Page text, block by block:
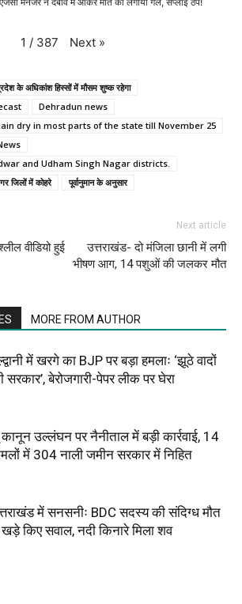
1 / 387 Next »
के अधिकांश हिस्सों में मौसम शुष्क रहेगा
Dehradun news
dry in most parts of the state till November 25
and Udham Singh Nagar districts.
जिलों में कोहरे
पूर्वानुमान के अनुसार
वीडियो हुई
Next article
उत्तराखंड- दो मंजिला छानी में लगी
भीषण आग, 14 पशुओं की जलकर मौत
MORE FROM AUTHOR
में खरगे का BJP पर बड़ा हमलाः ‘झूठे वादों
सरकार’, बेरोजगारी-पेपर लीक पर घेरा
उल्लंघन पर नैनीताल में बड़ी कार्रवाई, 14
में 304 नाली जमीन सरकार में निहित
में सनसनीः BDC सदस्य की संदिग्ध मौत
किए सवाल, नदी किनारे मिला शव